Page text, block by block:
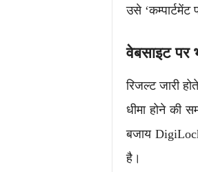
उसे ‘कम्पार्टमेंट
वेबसाइट पर
रिजल्ट जारी
धीमा होने की
बजाय
है।